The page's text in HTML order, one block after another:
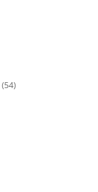
(54)